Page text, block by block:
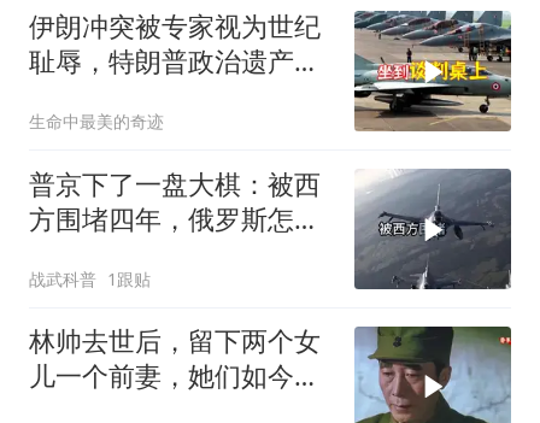
伊朗冲突被专家视为世纪
耻辱，特朗普政治遗产遭
生命中最美的奇迹
普京下了一盘大棋：被西
方围堵四年，俄罗斯怎么
战武科普 1跟贴
林帅去世后，留下两个女
儿一个前妻，她们如今过